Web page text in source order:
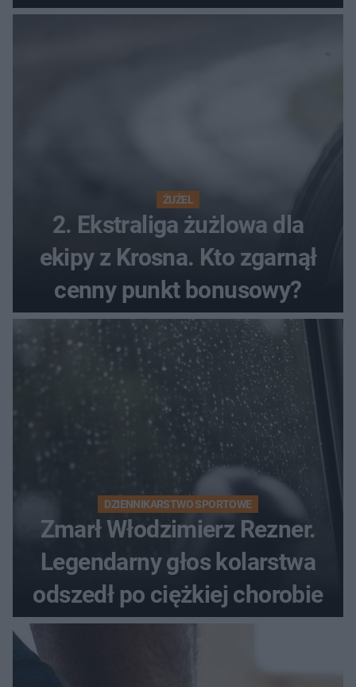
ŻUŻEL
2. Ekstraliga żużlowa dla
ekipy z Krosna. Kto zgarnął
cenny punkt bonusowy?
DZIENNIKARSTWO SPORTOWE
Zmarł Włodzimierz Rezner.
Legendarny głos kolarstwa
odszedł po ciężkiej chorobie